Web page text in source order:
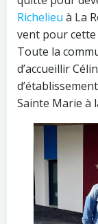
Richelieu à La
vent pour
Toute la
d’accueillir
Sainte Marie à